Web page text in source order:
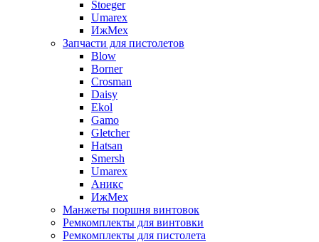
Stoeger
Umarex
ИжМех
Запчасти для пистолетов
Blow
Borner
Crosman
Daisy
Ekol
Gamo
Gletcher
Hatsan
Smersh
Umarex
Аникс
ИжМех
Манжеты поршня винтовок
Ремкомплекты для винтовки
Ремкомплекты для пистолета